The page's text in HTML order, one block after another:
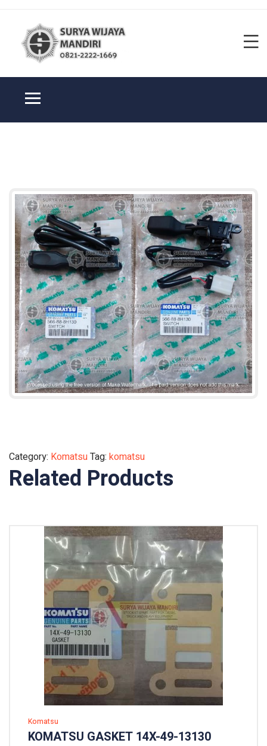
Category: KomatsuTag: komatsu
Related Products
Komatsu
KOMATSU GASKET 14X-49-13130